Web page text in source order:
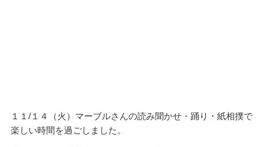
１１/１４（火）マーブルさんの読み聞かせ・踊り・紙相撲で
楽しい時間を過ごしました。